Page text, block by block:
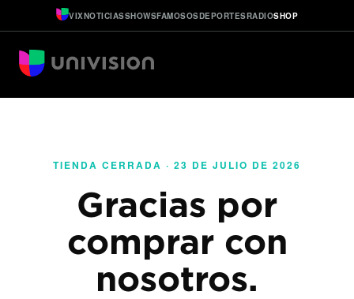
VIXNOTICIASSHOWSFAMOSOSDEPORTESRADIOSHOP
TIENDA CERRADA · 23 DE JULIO DE 2026
Gracias por
comprar con
nosotros.